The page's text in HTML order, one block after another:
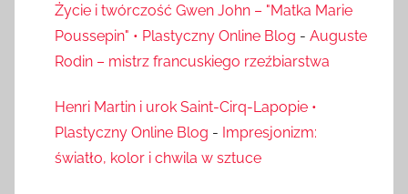
Życie i twórczość Gwen John – "Matka Marie
Poussepin" • Plastyczny Online Blog - Auguste
Rodin – mistrz francuskiego rzeźbiarstwa
Henri Martin i urok Saint-Cirq-Lapopie •
Plastyczny Online Blog - Impresjonizm:
światło, kolor i chwila w sztuce